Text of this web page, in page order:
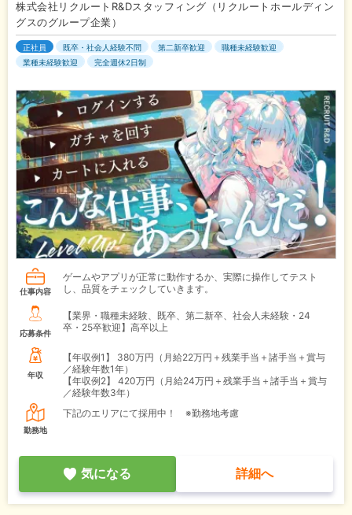
株式会社リクルートR&Dスタッフィング（リクルートホールディン
グスのグループ企業）
正社員 既卒・社会人経験不問 第二新卒歓迎
職種未経験歓迎
業種未経験歓迎
完全週休2日制
仕事内容
ゲームやアプリが正常に動作するか、実際に操作してテスト
し、品質をチェックしていきます。
応募条件
【業界・職種未経験、既卒、第二新卒、社会人未経験・24
卒・25卒歓迎】高卒以上
年収
【年収例1】
380万円（月給22万円＋残業手当＋諸手当＋賞与
／経験年数1年）
【年収例2】
420万円（月給24万円＋残業手当＋諸手当＋賞与
／経験年数3年）
勤務地
下記のエリアにて採用中！ ※勤務地考慮
気になる 詳細へ